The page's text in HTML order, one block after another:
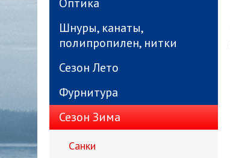
Шнуры, канаты,
полипропилен, нитки
Сезон Лето
Фурнитура
Сезон Зима
Санки